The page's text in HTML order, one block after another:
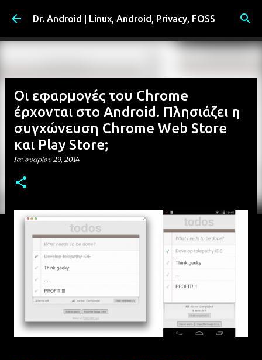
Μετάβαση στο κύριο περιεχόμενο
Dr. Android | Linux, Android, Privacy, FOSS
Οι εφαρμογές του Chrome
έρχονται στο Android. Πλησιάζει η
συγχώνευση Chrome Web Store
και Play Store;
Ιανουαρίου 29, 2014